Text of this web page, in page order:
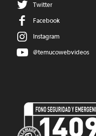
Twitter
Facebook
Instagram
@temucowebvideos